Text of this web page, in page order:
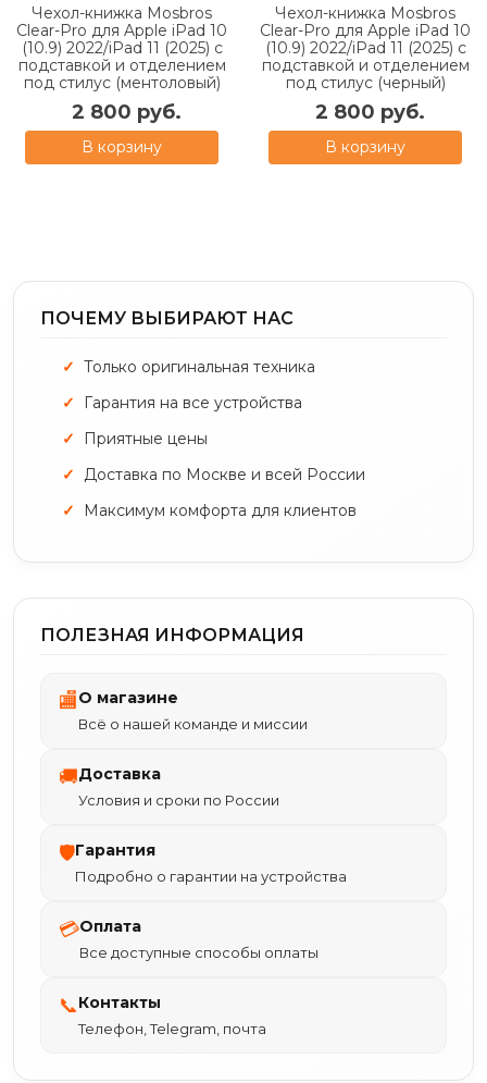
Чехол-книжка Mosbros
Clear-Pro для Apple iPad 10
(10.9) 2022/iPad 11 (2025) с
подставкой и отделением
под стилус (ментоловый)
2 800 руб.
В корзину
Чехол-книжка Mosbros
Clear-Pro для Apple iPad 10
(10.9) 2022/iPad 11 (2025) с
подставкой и отделением
под стилус (черный)
2 800 руб.
В корзину
ПОЧЕМУ ВЫБИРАЮТ НАС
Только оригинальная техника
Гарантия на все устройства
Приятные цены
Доставка по Москве и всей России
Максимум комфорта для клиентов
ПОЛЕЗНАЯ ИНФОРМАЦИЯ
🏬О магазине
Всё о нашей команде и миссии
🚚Доставка
Условия и сроки по России
🛡Гарантия
Подробно о гарантии на устройства
💳Оплата
Все доступные способы оплаты
📞Контакты
Телефон, Telegram, почта